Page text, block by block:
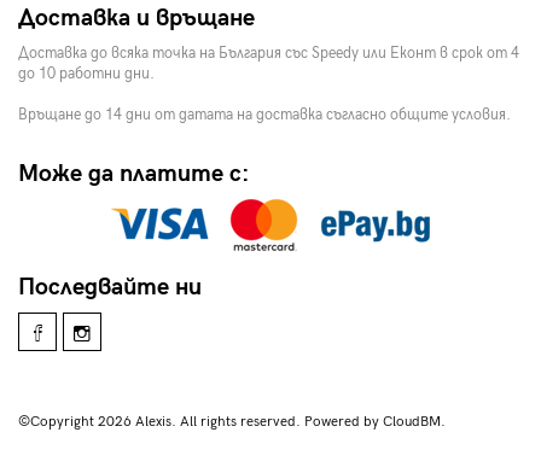
Доставка и връщане
Доставка до всяка точка на България със Speedy или Еконт в срок от 4
до 10 работни дни.
Връщане до 14 дни от датата на доставка съгласно общите условия.
Може да платите с:
Последвайте ни
©Copyright 2026 Alexis. All rights reserved. Powered by CloudBM.